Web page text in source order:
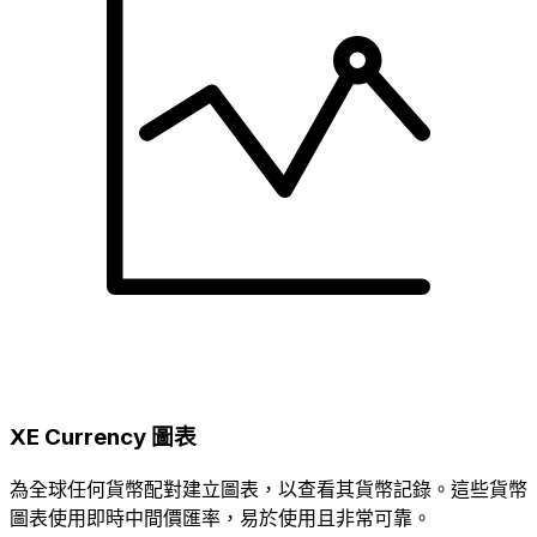
XE Currency 圖表
為全球任何貨幣配對建立圖表，以查看其貨幣記錄。這些貨幣
圖表使用即時中間價匯率，易於使用且非常可靠。